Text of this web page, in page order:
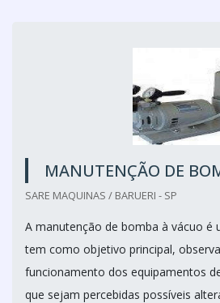
MANUTENÇÃO DE
SARE MAQUINAS / BARUERI - SP
A manutenção de bomba à vácuo é
tem como objetivo principal,
funcionamento dos equipamentos
que sejam percebidas possíveis